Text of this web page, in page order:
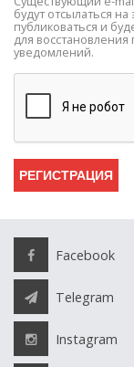
будут отсылаться
публиковаться и
для
уведомлений.
Facebook
Telegram
Instagram